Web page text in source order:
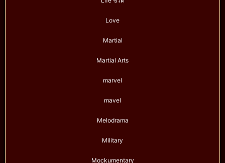
Love
Martial
Martial Arts
marvel
mavel
Melodrama
Military
Mockumentary